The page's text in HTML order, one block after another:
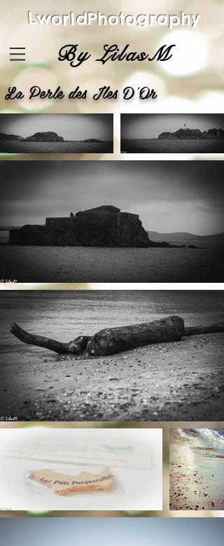
LworldPhotography
By LilasM
La Perle des Iles D'Or